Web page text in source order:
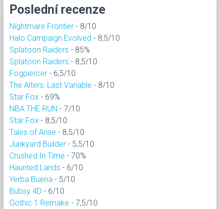
Poslední recenze
Nightmare Frontier - 8/10
Halo Campaign Evolved - 8,5/10
Splatoon Raiders - 85%
Splatoon Raiders - 8,5/10
Fogpiercer - 6,5/10
The Alters: Last Variable - 8/10
Star Fox - 69%
NBA THE RUN - 7/10
Star Fox - 8,5/10
Tales of Arise - 8,5/10
Junkyard Builder - 5,5/10
Crushed In Time - 70%
Haunted Lands - 6/10
Yerba Buena - 5/10
Bubsy 4D - 6/10
Gothic 1 Remake - 7,5/10